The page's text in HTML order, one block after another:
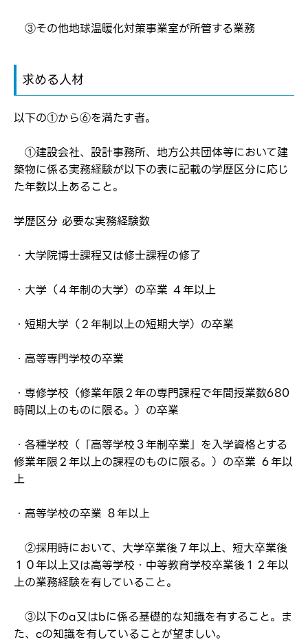
弊社ホームページの求人票をみて
応募した方へ
応募完了通知をする
弊社ホームページの求人票をみて
応募し、転職を決めた方
転職報告をする
ログイン
お気に入り登録にはログインが必要です
メールアドレス
パスワード
※パスワードを忘れた方はコチラ
③その他地球温暖化対策事業室が所管する業務
求める人材
以下の①から⑥を満たす者。
①建設会社、設計事務所、地方公共団体等において建
築物に係る実務経験が以下の表に記載の学歴区分に応じ
た年数以上あること。
学歴区分 必要な実務経験数
・大学院博士課程又は修士課程の修了
・大学（４年制の大学）の卒業 ４年以上
・短期大学（２年制以上の短期大学）の卒業
・高等専門学校の卒業
・専修学校（修業年限２年の専門課程で年間授業数680
時間以上のものに限る。）の卒業
・各種学校（「高等学校３年制卒業」を入学資格とする
修業年限２年以上の課程のものに限る。）の卒業 ６年以
上
・高等学校の卒業 ８年以上
②採用時において、大学卒業後７年以上、短大卒業後
１０年以上又は高等学校・中等教育学校卒業後１２年以
上の業務経験を有していること。
③以下のa又はbに係る基礎的な知識を有すること。ま
た、cの知識を有していることが望ましい。